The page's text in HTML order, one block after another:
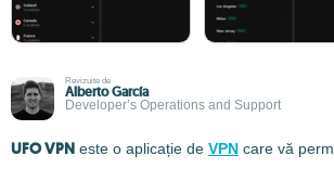
Revizuite de
Alberto García
Developer’s Operations and Support
UFO VPN este o aplicație de VPN care vă